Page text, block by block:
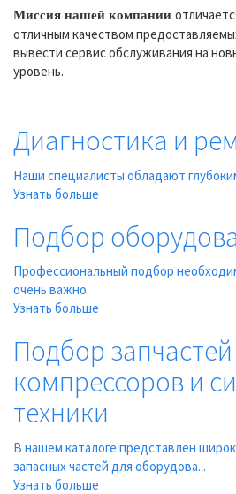
Миссия нашей компании
отличным качеством
вывести сервис обслуживания на
уровень.
Диагностика и
Наши специалисты обладают
Узнать больше
Подбор
Профессиональный подбор
очень важно.
Узнать больше
Подбор
компрессоров и
техники
В нашем каталоге представлен
запасных частей для оборудова...
Узнать больше